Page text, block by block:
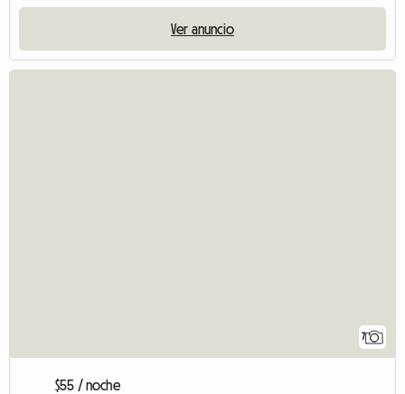
Ver anuncio
7
$55 / noche